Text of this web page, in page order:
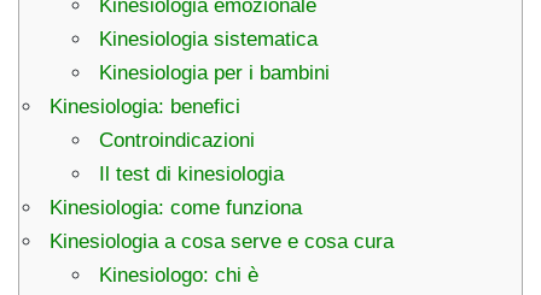
Kinesiologia emozionale
Kinesiologia sistematica
Kinesiologia per i bambini
Kinesiologia: benefici
Controindicazioni
Il test di kinesiologia
Kinesiologia: come funziona
Kinesiologia a cosa serve e cosa cura
Kinesiologo: chi è